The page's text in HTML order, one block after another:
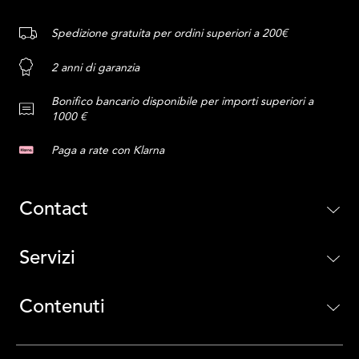
Spedizione gratuita per ordini superiori a 200€
2 anni di garanzia
Bonifico bancario disponibile per importi superiori a
1000 €
Paga a rate con Klarna
Contact
Servizi
Contenuti